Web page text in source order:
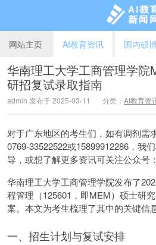
网站主页 AI教育资讯 国内硕
华南理工大学工商管理学院
研招复试录取指南
admin 发布于 2025-03-11 分类： AI教育资
对于广东地区的考生们，如有调剂需
0769-33522522或15899912286，我
导，或想了解更多资讯可关注公众号
华南理工大学工商管理学院发布了
程管理（125601，即MEM）硕士研
案。本文为考生梳理了其中的关键信息
一、招生计划与复试安排